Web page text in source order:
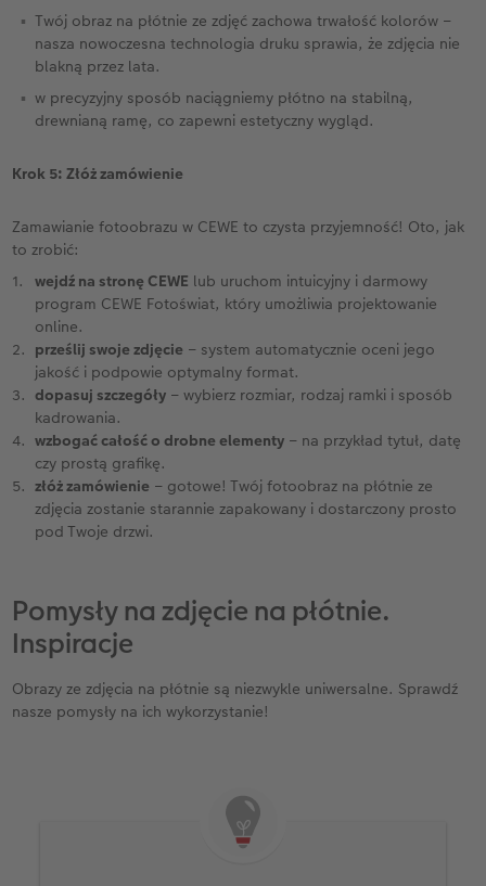
Twój obraz na płótnie ze zdjęć zachowa trwałość kolorów –
nasza nowoczesna technologia druku sprawia, że zdjęcia nie
blakną przez lata.
w precyzyjny sposób naciągniemy płótno na stabilną,
drewnianą ramę, co zapewni estetyczny wygląd.
Krok 5: Złóż zamówienie
Zamawianie fotoobrazu w CEWE to czysta przyjemność! Oto, jak
to zrobić:
wejdź na stronę CEWE lub uruchom intuicyjny i darmowy
program CEWE Fotoświat, który umożliwia projektowanie
online.
prześlij swoje zdjęcie – system automatycznie oceni jego
jakość i podpowie optymalny format.
dopasuj szczegóły – wybierz rozmiar, rodzaj ramki i sposób
kadrowania.
wzbogać całość o drobne elementy – na przykład tytuł, datę
czy prostą grafikę.
złóż zamówienie – gotowe! Twój fotoobraz na płótnie ze
zdjęcia zostanie starannie zapakowany i dostarczony prosto
pod Twoje drzwi.
Pomysły na zdjęcie na płótnie.
Inspiracje
Obrazy ze zdjęcia na płótnie są niezwykle uniwersalne. Sprawdź
nasze pomysły na ich wykorzystanie!